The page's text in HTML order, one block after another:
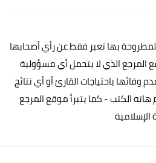
بها تعبر فقط عن رأي أصحابها
المرجع الذي لا يتحمل أي مسؤولية
باحتياجات القارئ أو أي نتائج
الكتب - كما يتبرأ موقع المرجع